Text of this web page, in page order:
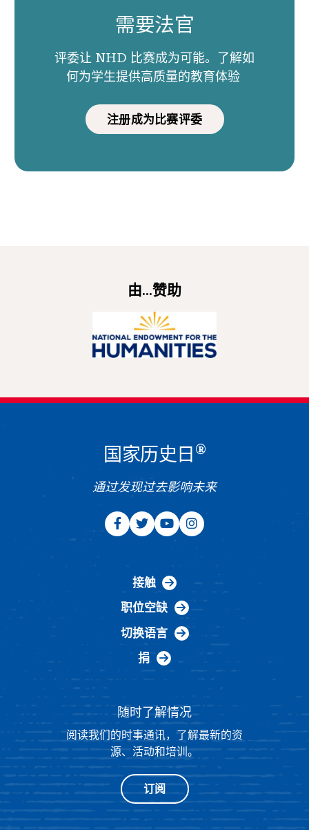
需要法官
评委让 NHD 比赛成为可能。了解如
何为学生提供高质量的教育体验
注册成为比赛评委
由...赞助
国家历史日 ®
通过发现过去影响未来
接触
职位空缺
切换语言
捐
随时了解情况
阅读我们的时事通讯，了解最新的资
源、活动和培训。
订阅